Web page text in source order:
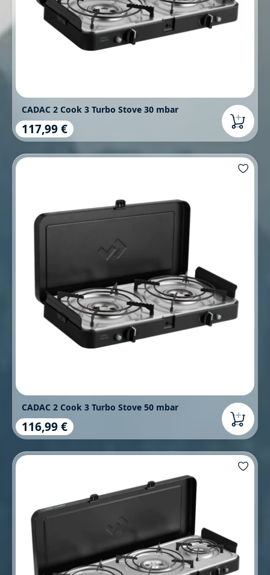
CADAC 2 Cook 3 Turbo Stove 30 mbar
Regulärer Preis:
117,99 €
CADAC 2 Cook 3 Turbo Stove 50 mbar
Regulärer Preis:
116,99 €